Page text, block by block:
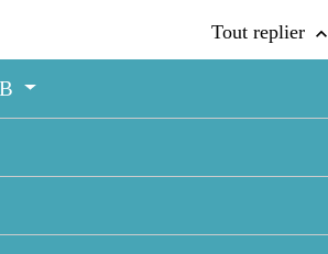
Tout replier keyboard_arrow_up